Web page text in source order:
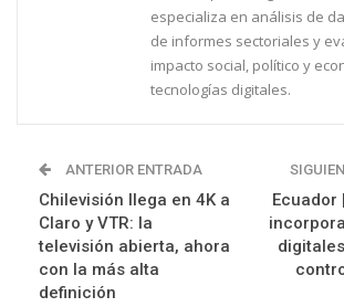
especializa en análisis de
de informes sectoriales y
impacto social, político y
tecnologías digitales.
ANTERIOR ENTRADA
Chilevisión llega en 4K a
Claro y VTR: la
televisión abierta, ahora
con la más alta
definición
Ecuador